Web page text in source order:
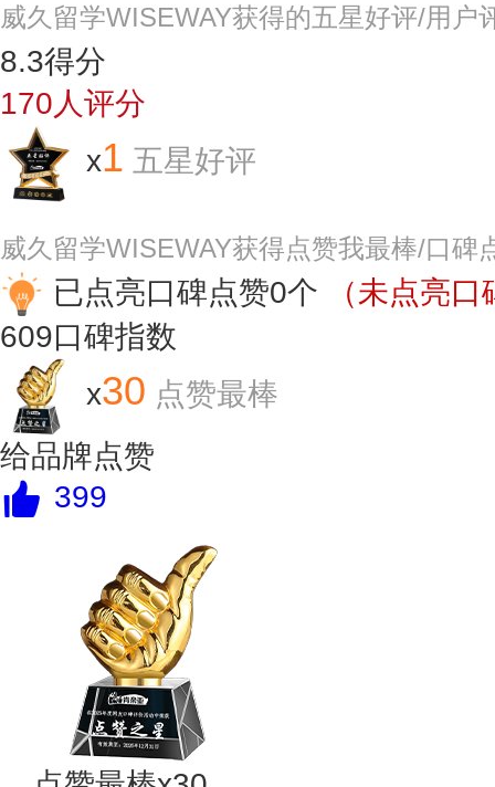
威久留学WISEWAY获得的五星好评/用户
8.3得分
170人评分
x1 五星好评
威久留学WISEWAY获得点赞我最棒/口碑
已点亮口碑点赞0个
（未点亮
609口碑指数
x30 点赞最棒
给品牌点赞
399